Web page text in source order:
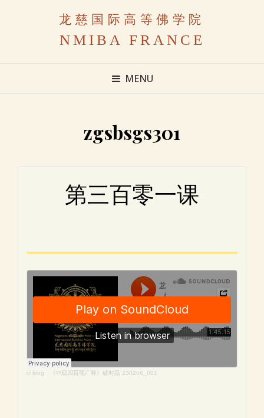
龙慈国际高等佛学院
NMIBA FRANCE
MENU
zgsbsgs301
第三百零一课
ci long · 《中观四百颂广释》破时品 230206_001